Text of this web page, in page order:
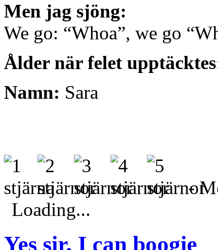
Men jag sjöng:
We go: “Whoa”, we go
Ålder när felet
Namn: Sara
-
Loading...
Yes sir, I can boogie